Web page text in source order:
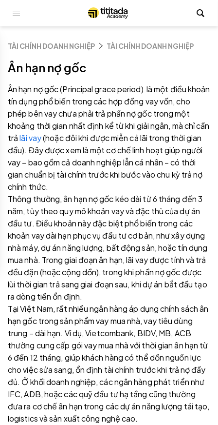
TÀI CHÍNH DOANH NGHIỆP TÀI CHÍNH DOANH NGHIỆP
Ân hạn nợ gốc
Ân hạn nợ gốc (Principal grace period) là một điều khoản
tín dụng phổ biến trong các hợp đồng vay vốn, cho
phép bên vay chưa phải trả phần nợ gốc trong một
khoảng thời gian nhất định kể từ khi giải ngân, mà chỉ cần
trảlãi vay(hoặc đôi khi được miễn cả lãi trong thời gian
đầu). Đây được xem là một cơ chế linh hoạt giúp người
vay – bao gồm cả doanh nghiệp lẫn cá nhân – có thời
gian chuẩn bị tài chính trước khi bước vào chu kỳ trả nợ
chính thức.
Thông thường, ân hạn nợ gốc kéo dài từ 6 tháng đến 3
năm, tùy theo quy mô khoản vay và đặc thù của dự án
đầu tư. Điều khoản này đặc biệt phổ biến trong các
khoản vay dài hạn phục vụ đầu tư cơ bản, như xây dựng
nhà máy, dự án năng lượng, bất động sản, hoặc tín dụng
mua nhà. Trong giai đoạn ân hạn, lãi vay được tính và trả
đều đặn (hoặc cộng dồn), trong khi phần nợ gốc được
lùi thời gian trả sang giai đoạn sau, khi dự án bắt đầu tạo
ra dòng tiền ổn định.
Tại Việt Nam, rất nhiều ngân hàng áp dụng chính sách ân
hạn gốc trong sản phẩm vay mua nhà, vay tiêu dùng
trung – dài hạn. Ví dụ, Vietcombank, BIDV, MB, ACB
thường cung cấp gói vay mua nhà với thời gian ân hạn từ
6 đến 12 tháng, giúp khách hàng có thể dồn nguồn lực
cho việc sửa sang, ổn định tài chính trước khi trả nợ đầy
đủ. Ở khối doanh nghiệp, các ngân hàng phát triển như
IFC, ADB, hoặc các quỹ đầu tư hạ tầng cũng thường
đưa ra cơ chế ân hạn trong các dự án năng lượng tái tạo,
logistics và sản xuất công nghệ cao.